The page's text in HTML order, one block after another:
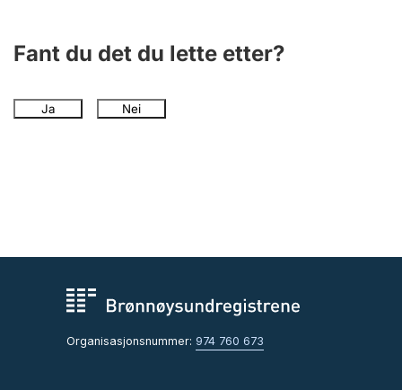
Fant du det du lette etter?
Ja Nei
Organisasjonsnummer: 974 760 673